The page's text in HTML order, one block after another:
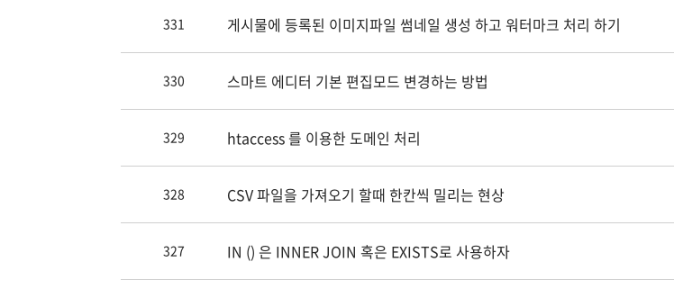
331 게시물에 등록된 이미지파일 썸네일 생성 하고 워터마크 처리 하기
330 스마트 에디터 기본 편집모드 변경하는 방법
329 htaccess 를 이용한 도메인 처리
328 CSV 파일을 가져오기 할때 한칸씩 밀리는 현상
327 IN () 은 INNER JOIN 혹은 EXISTS로 사용하자